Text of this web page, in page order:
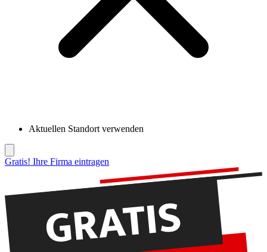
Aktuellen Standort verwenden
Gratis! Ihre Firma eintragen